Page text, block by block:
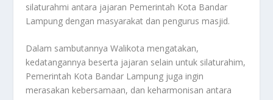
silaturahmi antara jajaran Pemerintah Kota Bandar
Lampung dengan masyarakat dan pengurus masjid.
Dalam sambutannya Walikota mengatakan,
kedatangannya beserta jajaran selain untuk silaturahim,
Pemerintah Kota Bandar Lampung juga ingin
merasakan kebersamaan, dan keharmonisan antara